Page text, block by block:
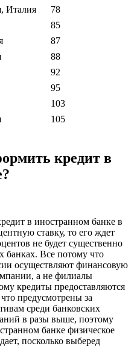
Италия
78
85
87
88
92
95
103
105
кредит в
в иностранном банке в
ставку, то его ждет
не будет существенно
банках. Все потому что
осуществляют финансовую
а не филиалы
кредиты предоставляются
предусмотрены за
среди банковских
в разы выше, поэтому
банке физическое
посколько выберед